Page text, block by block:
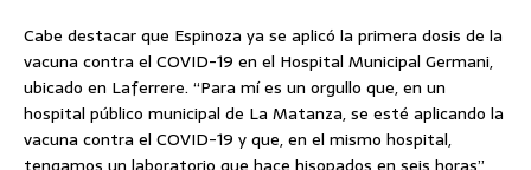
Cabe destacar que Espinoza ya se aplicó la primera dosis de la
vacuna contra el COVID-19 en el Hospital Municipal Germani,
ubicado en Laferrere. “Para mí es un orgullo que, en un
hospital público municipal de La Matanza, se esté aplicando la
vacuna contra el COVID-19 y que, en el mismo hospital,
tengamos un laboratorio que hace hisopados en seis horas”,